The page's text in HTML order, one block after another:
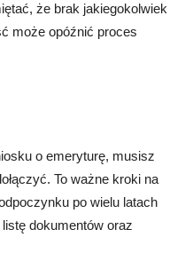
że brak jakiegokolwiek
może opóźnić proces
o emeryturę, musisz
To ważne kroki na
po wielu latach
dokumentów oraz